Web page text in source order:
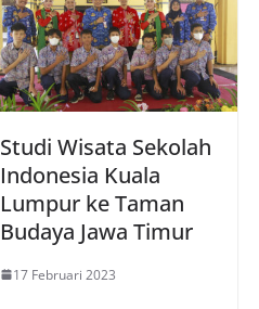
Studi Wisata Sekolah
Indonesia Kuala
Lumpur ke Taman
Budaya Jawa Timur
17 Februari 2023